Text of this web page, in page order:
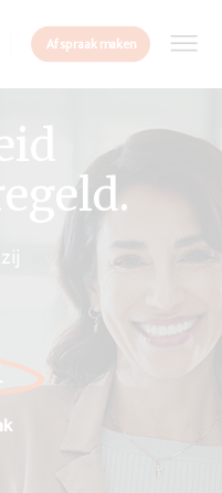
Afspraak maken